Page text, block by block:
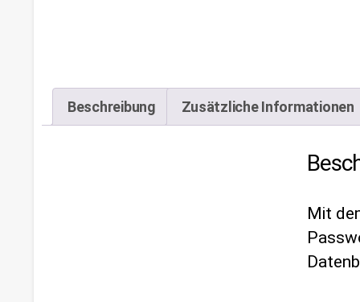
Beschreibung Zusätzliche Informationen
Mit